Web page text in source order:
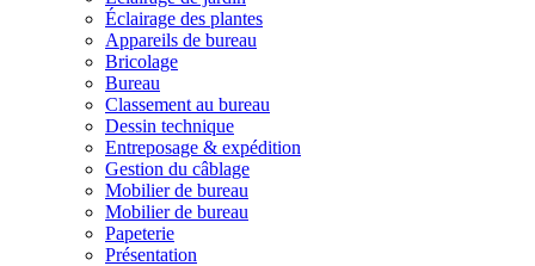
Éclairage des plantes
Appareils de bureau
Bricolage
Bureau
Classement au bureau
Dessin technique
Entreposage & expédition
Gestion du câblage
Mobilier de bureau
Mobilier de bureau
Papeterie
Présentation